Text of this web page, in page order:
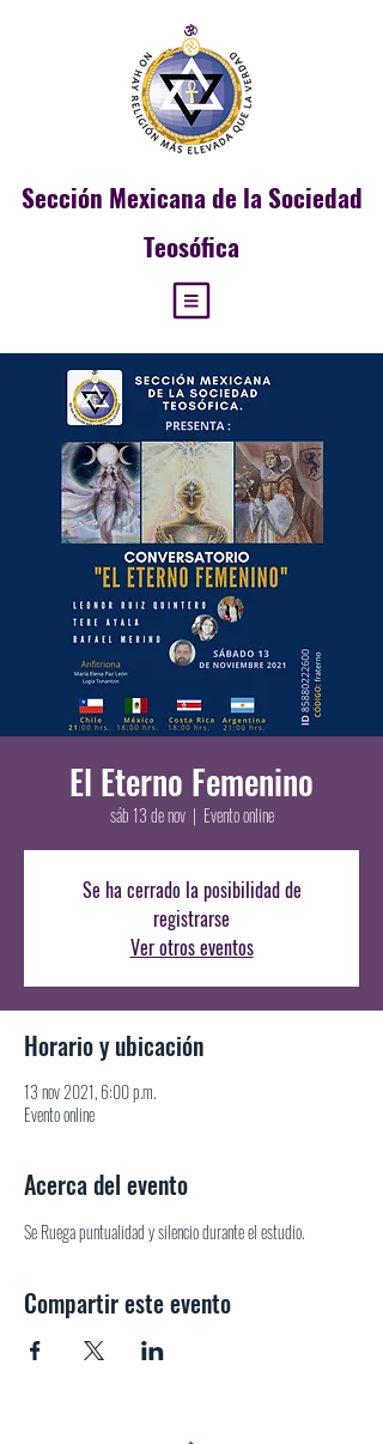
Sección Mexicana de la Sociedad
Teosófica
El Eterno Femenino
sáb 13 de nov
  |
Evento online
Se ha cerrado la posibilidad de
registrarse
Ver otros eventos
Horario y ubicación
13 nov 2021, 6:00 p.m.
Evento online
Acerca del evento
Se Ruega puntualidad y silencio durante el estudio.
Compartir este evento